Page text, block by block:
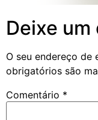
Deixe
O seu endereço de
obrigatórios são
Comentário *